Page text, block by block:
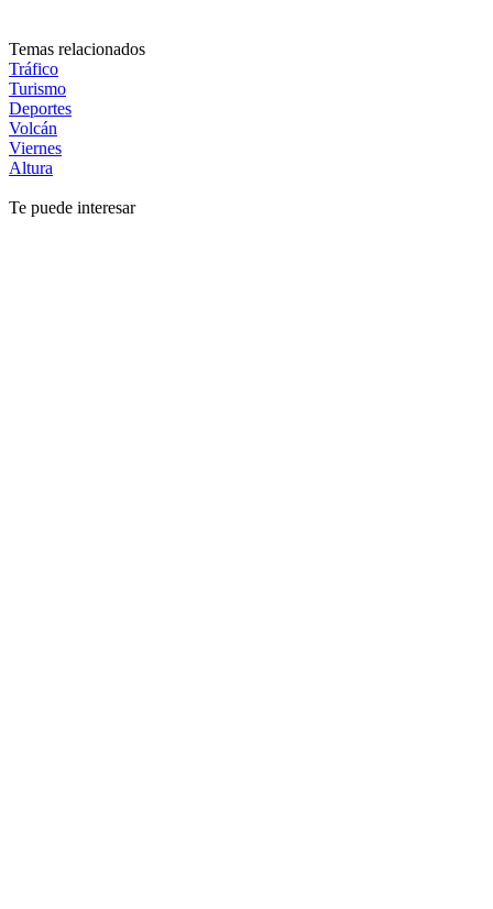
Temas relacionados
Tráfico
Turismo
Deportes
Volcán
Viernes
Altura
Te puede interesar